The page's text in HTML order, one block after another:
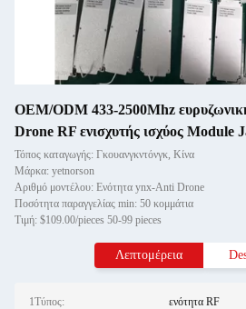
OEM/ODM 433-2500Mhz
Drone RF ενισχυτής ισχύος Module
Τόπος καταγωγής: Γκουανγκντόνγκ, Κίνα
Μάρκα: yetnorson
Αριθμό μοντέλου: Ενότητα ynx-Anti Drone
Ποσότητα παραγγελίας min: 50 κομμάτια
Τιμή: $109.00/pieces 50-99 pieces
Λεπτομέρεια
1Τύπος: ενότητα RF